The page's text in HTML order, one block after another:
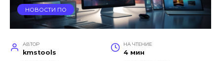
НОВОСТИ ПО
АВТОР
kmstools
НА ЧТЕНИЕ
4 мин